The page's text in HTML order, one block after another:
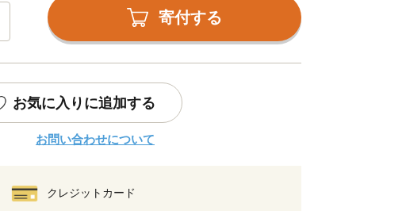
寄付する
お気に入りに追加する
お問い合わせについて
クレジットカード